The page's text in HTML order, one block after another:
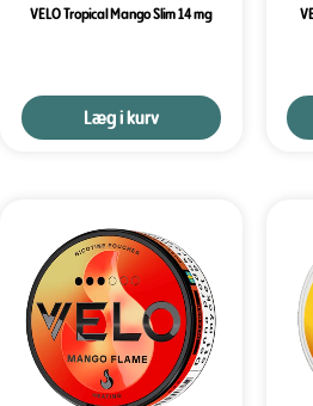
VELO Tropical Mango Slim 14 mg
Læg i kurv